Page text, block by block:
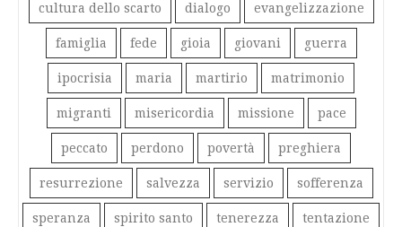
cultura dello scarto dialogo evangelizzazione
famiglia fede gioia giovani guerra
ipocrisia maria martirio matrimonio
migranti misericordia missione pace
peccato perdono povertà preghiera
resurrezione salvezza servizio sofferenza
speranza spirito santo tenerezza tentazione